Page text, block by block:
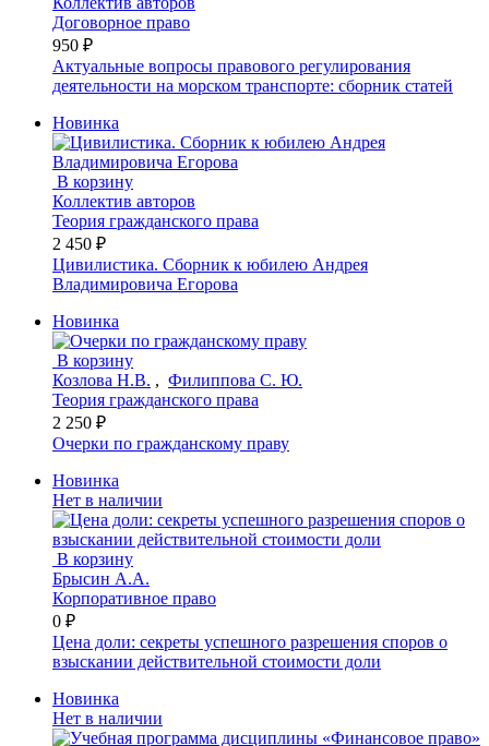
Договорное право
950 ₽
Актуальные вопросы правового регулирования
деятельности на морском транспорте: сборник статей
Новинка
В корзину
Коллектив авторов
Теория гражданского права
2 450 ₽
Цивилистика. Сборник к юбилею Андрея
Владимировича Егорова
Новинка
В корзину
Козлова Н.В. , Филиппова С. Ю.
Теория гражданского права
2 250 ₽
Очерки по гражданскому праву
Новинка
Нет в наличии
В корзину
Брысин А.А.
Корпоративное право
0 ₽
Цена доли: секреты успешного разрешения споров о
взыскании действительной стоимости доли
Новинка
Нет в наличии